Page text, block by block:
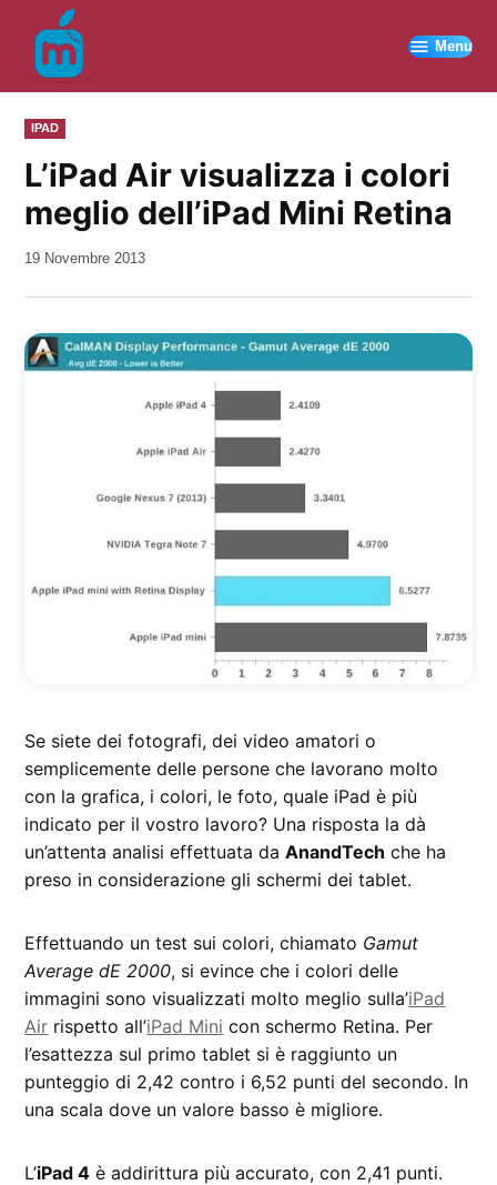
contenuto
Menu
PUBBLICATO
IN
IPAD
L’iPad Air visualizza i colori
meglio dell’iPad Mini Retina
da
19 Novembre 2013
Se siete dei fotografi, dei video amatori o
semplicemente delle persone che lavorano molto
con la grafica, i colori, le foto, quale iPad è più
indicato per il vostro lavoro? Una risposta la dà
un’attenta analisi effettuata daAnandTech che ha
preso in considerazione gli schermi dei tablet.
Effettuando un test sui colori, chiamato Gamut
Average dE 2000, si evince che i colori delle
immagini sono visualizzati molto meglio sulla’iPad
Air rispetto all’iPad Mini con schermo Retina. Per
l’esattezza sul primo tablet si è raggiunto un
punteggio di 2,42 contro i 6,52 punti del secondo. In
una scala dove un valore basso è migliore.
L’iPad 4 è addirittura più accurato, con 2,41 punti.